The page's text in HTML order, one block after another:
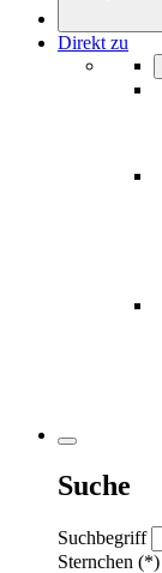
Direkt zu
Suche
Suchbegriff
Sternchen (*)